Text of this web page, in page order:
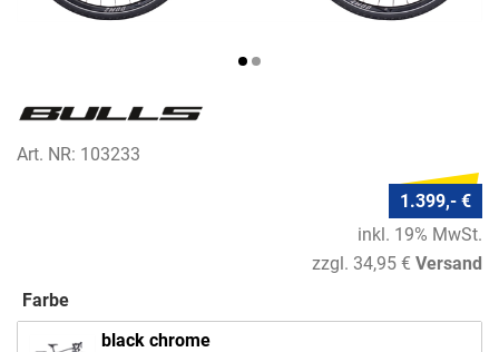
Art. NR: 103233
1.399,- €
inkl. 19% MwSt.
zzgl. 34,95 € Versand
Farbe
black chrome